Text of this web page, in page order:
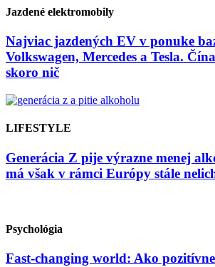
Jazdené elektromobily
Najviac jazdených EV v ponuke
Volkswagen, Mercedes a Tesla.
skoro nič
LIFESTYLE
Generácia Z pije výrazne menej
má však v rámci Európy stále
Psychológia
Fast-changing world: Ako